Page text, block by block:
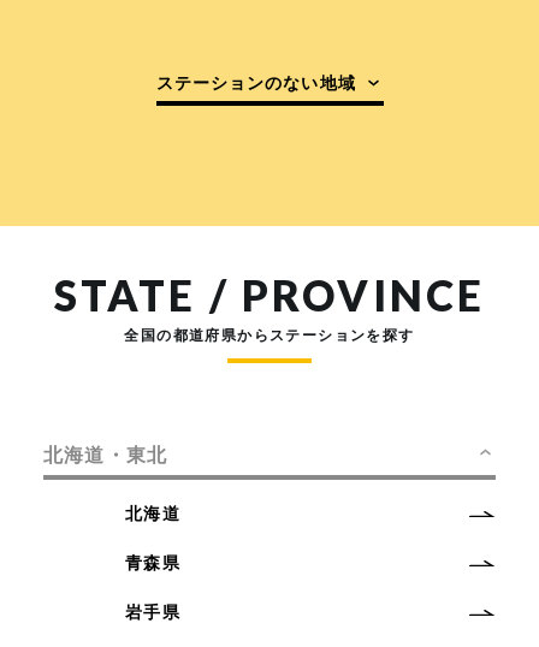
ステーションのない地域
STATE / PROVINCE
全国の都道府県からステーションを探す
北海道・東北
北海道
青森県
岩手県